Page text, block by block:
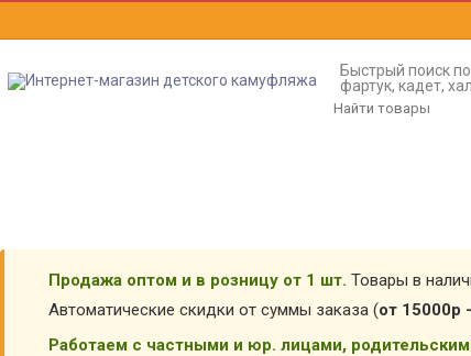
Быстрый поиск
фартук, кадет,
Продажа оптом и в розницу от 1 шт. Товары в
Автоматические скидки от суммы заказа (от 15000р
Работаем с частными и юр. лицами,